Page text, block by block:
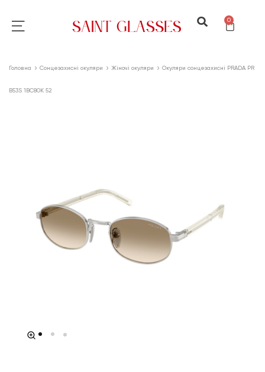
0
Головна Сонцезахисні окуляри Жіночі окуляри Окуляри сонцезахисні PRADA PR
B53S 1BC80K 52